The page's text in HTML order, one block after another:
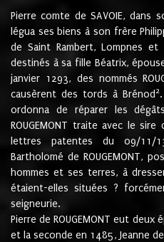
Pierre comte de SAVOIE, dans
légua ses biens à son frère
de Saint Rambert, Lompnes
destinés à sa fille Béatrix,
janvier 1293, des nommés
causèrent des tords à Brénod 2
ordonna de réparer les
ROUGEMONT traite avec le
lettres patentes du 09/11/
Bartholomé de ROUGEMONT,
hommes et ses terres, à
étaient-elles situées ?
seigneurie.
Pierre de ROUGEMONT eut deux
et la seconde en 1485, Jeanne